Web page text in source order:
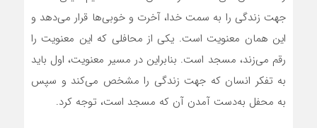
جهت زندگی را به سمت خدا، آخرت و خوبی‌ها قرار می‌دهد و
این همان معنویت است. یکی از محافلی که این معنویت را
رقم می‌زند، مسجد است. بنابراین در مسیر معنویت، اول باید
به تفکر انسان که جهت زندگی را مشخص می‌کند و سپس
به محفل به‌دست آمدن آن که مسجد است، توجه کرد.